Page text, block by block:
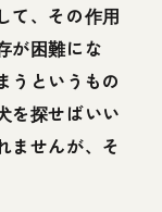
て、その作用
が困難にな
うというもの
を探せばいい
ませんが、そ